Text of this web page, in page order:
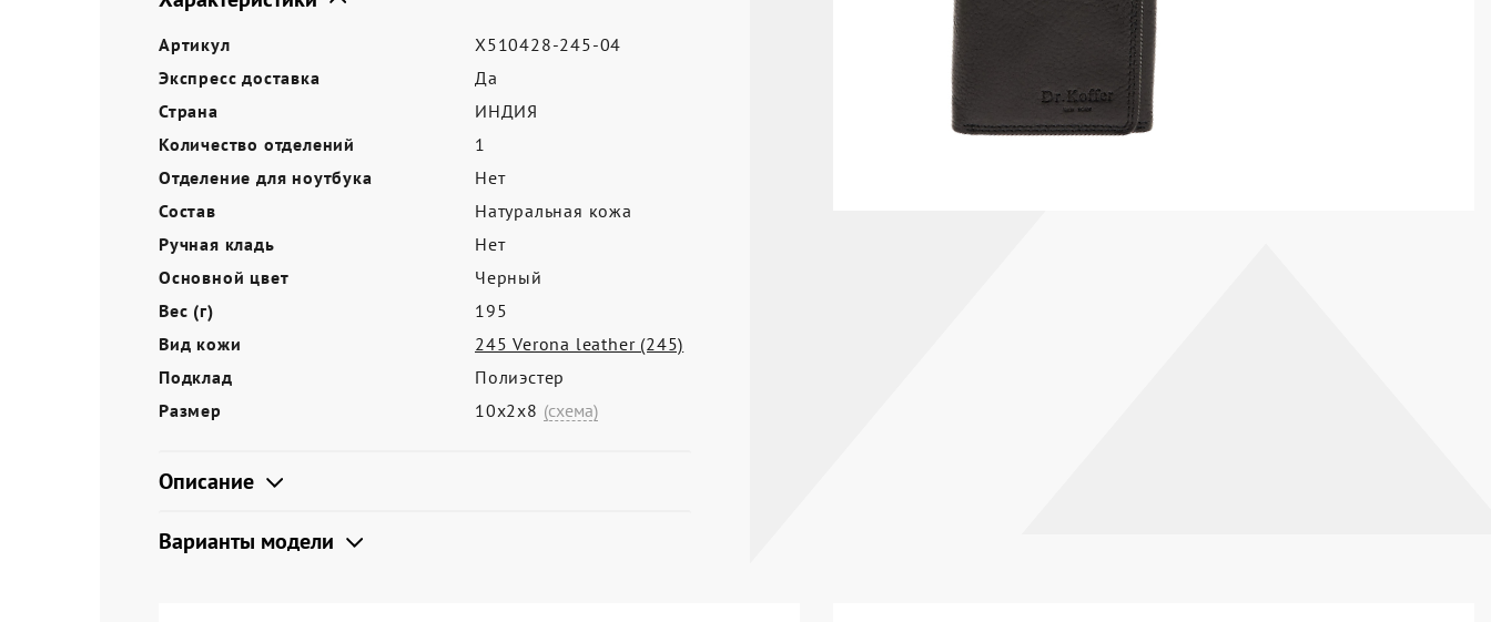
Акции
Артикул
X510428-245-04
Экспресс доставка
Да
Страна
ИНДИЯ
Количество отделений
1
Отделение для ноутбука
Нет
Состав
Натуральная кожа
Ручная кладь
Нет
Основной цвет
Черный
Вес (г)
195
Вид кожи
245 Verona leather (245)
Подклад
Полиэстер
Размер
10х2х8 (схема)
Описание
Варианты модели